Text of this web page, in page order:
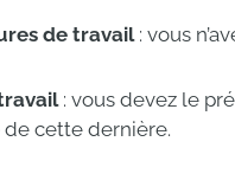
de travail: vous
: vous devez le
cette dernière.